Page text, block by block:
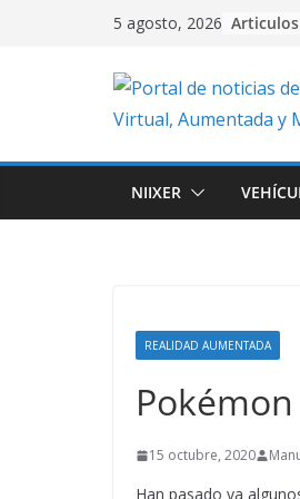
5 agosto, 2026
NIIXER
REALIDAD AUMENTADA
15 octubre, 2020
Han pasado ya